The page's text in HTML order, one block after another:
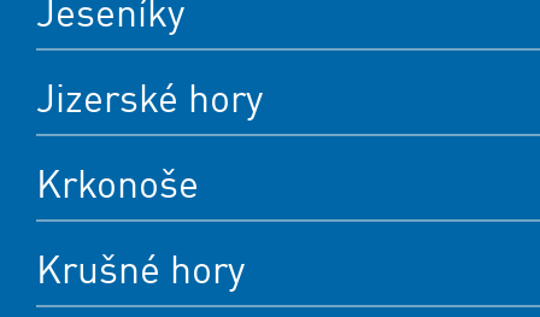
Jeseníky
Jizerské hory
Krkonoše
Krušné hory